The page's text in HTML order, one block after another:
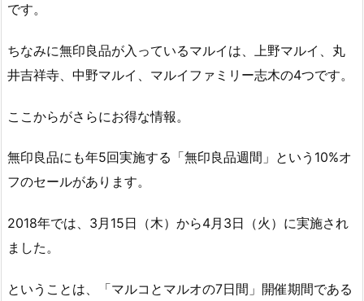
です。
ちなみに無印良品が入っているマルイは、上野マルイ、丸
井吉祥寺、中野マルイ、マルイファミリー志木の4つです。
ここからがさらにお得な情報。
無印良品にも年5回実施する「無印良品週間」という10%オ
フのセールがあります。
2018年では、3月15日（木）から4月3日（火）に実施され
ました。
ということは、「マルコとマルオの7日間」開催期間である